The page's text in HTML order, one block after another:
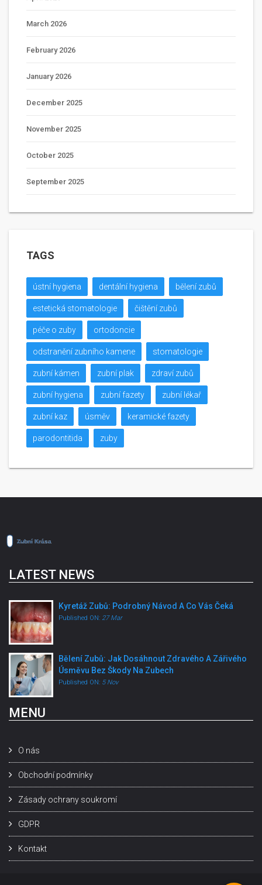
March 2026
February 2026
January 2026
December 2025
November 2025
October 2025
September 2025
TAGS
ústní hygiena dentální hygiena bělení zubů
estetická stomatologie čištění zubů
péče o zuby ortodoncie
odstranění zubního kamene stomatologie
zubní kámen zubní plak zdraví zubů
zubní hygiena zubní fazety zubní lékař
zubní kaz úsměv keramické fazety
parodontitida zuby
LATEST NEWS
Kyretáž Zubů: Podrobný Návod A Co Vás Čeká
Published ON: 27 Mar
Bělení Zubů: Jak Dosáhnout Zdravého A Zářivého
Úsměvu Bez Škody Na Zubech
Published ON: 5 Nov
MENU
O nás
Obchodní podmínky
Zásady ochrany soukromí
GDPR
Kontakt